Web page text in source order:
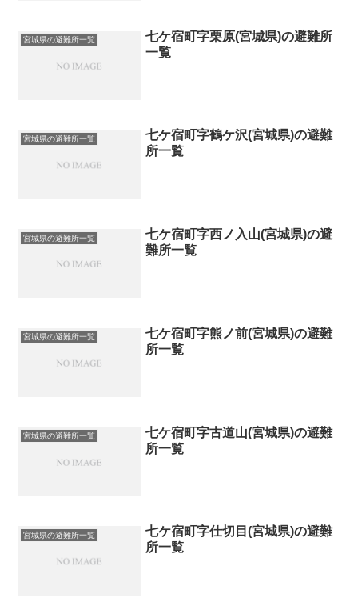
宮城県の避難所一覧
七ケ宿町字栗原(宮城県)の避難所
一覧
宮城県の避難所一覧
七ケ宿町字鶴ケ沢(宮城県)の避難
所一覧
宮城県の避難所一覧
七ケ宿町字西ノ入山(宮城県)の避
難所一覧
宮城県の避難所一覧
七ケ宿町字熊ノ前(宮城県)の避難
所一覧
宮城県の避難所一覧
七ケ宿町字古道山(宮城県)の避難
所一覧
宮城県の避難所一覧
七ケ宿町字仕切目(宮城県)の避難
所一覧